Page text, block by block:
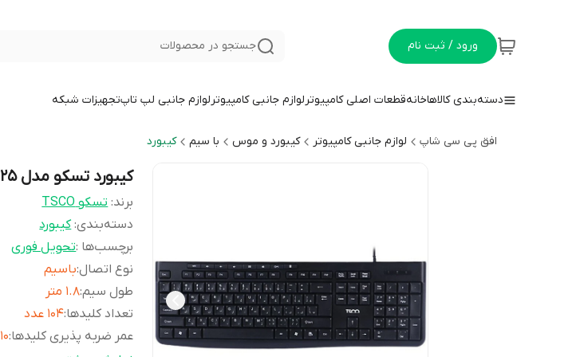
ورود / ثبت نام جستجو در محصولات
دسته‌بندی کالاهاخانهقطعات اصلی کامپیوترلوازم جانبی کامپیوترلوازم جانبی لپ تاپتجهیزات شبکه
افق پی سی شاپ لوازم جانبی کامپیوتر کیبورد و موس با سیم کیبورد
کیبورد تسکو مدل TK 8025
برند: تسکو TSCO
دسته‌بندی:کیبورد
برچسب‌ها :تحویل فوری
نوع اتصال:باسیم
طول سیم:1.8 متر
تعداد کلیدها:104 عدد
عمر ضربه پذیری کلیدها:10 میلیون بار